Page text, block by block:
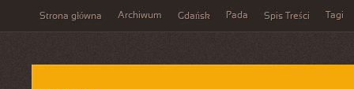
Strona główna Archiwum Gdańsk Pada Spis Treści Tagi